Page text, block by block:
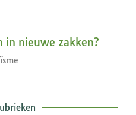
in nieuwe zakken?